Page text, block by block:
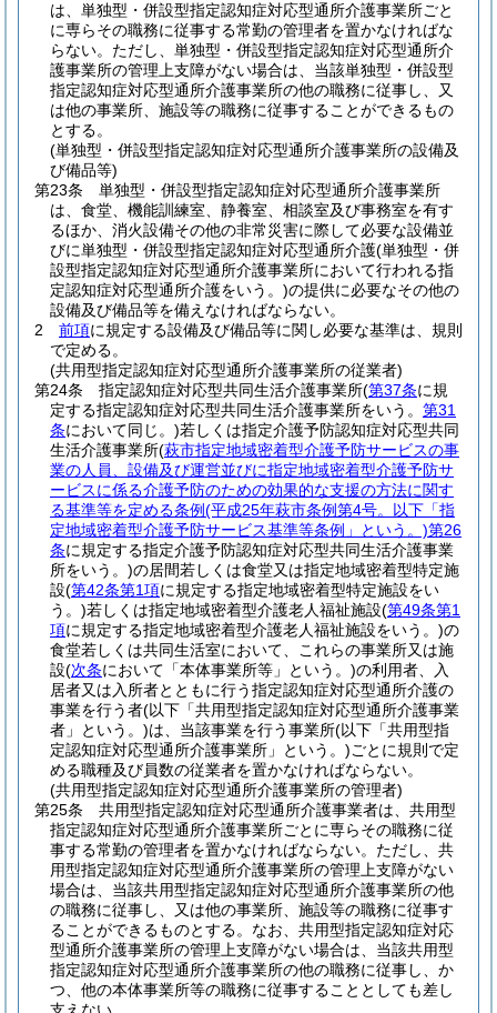
は、単独型・併設型指定認知症対応型通所介護事業所ごと
に専らその職務に従事する常勤の管理者を置かなければな
らない。 ただし、単独型・併設型指定認知症対応型通所介
護事業所の管理上支障がない場合は、当該単独型・併設型
指定認知症対応型通所介護事業所の他の職務に従事し、又
は他の事業所、施設等の職務に従事することができるもの
とする。
(単独型・併設型指定認知症対応型通所介護事業所の設備及
び備品等)
第23条
単独型・併設型指定認知症対応型通所介護事業所
は、食堂、機能訓練室、静養室、相談室及び事務室を有す
るほか、消火設備その他の非常災害に際して必要な設備並
びに単独型・併設型指定認知症対応型通所介護(単独型・併
設型指定認知症対応型通所介護事業所において行われる指
定認知症対応型通所介護をいう。)の提供に必要なその他の
設備及び備品等を備えなければならない。
2
前項に規定する設備及び備品等に関し必要な基準は、規則
で定める。
(共用型指定認知症対応型通所介護事業所の従業者)
第24条
指定認知症対応型共同生活介護事業所(第37条に規
定する指定認知症対応型共同生活介護事業所をいう。 第31
条において同じ。)若しくは指定介護予防認知症対応型共同
生活介護事業所(萩市指定地域密着型介護予防サービスの事
業の人員、設備及び運営並びに指定地域密着型介護予防サ
ービスに係る介護予防のための効果的な支援の方法に関す
る基準等を定める条例(平成25年萩市条例第4号。以下「指
定地域密着型介護予防サービス基準等条例」という。)第26
条に規定する指定介護予防認知症対応型共同生活介護事業
所をいう。)の居間若しくは食堂又は指定地域密着型特定施
設(第42条第1項に規定する指定地域密着型特定施設をい
う。)若しくは指定地域密着型介護老人福祉施設(第49条第1
項に規定する指定地域密着型介護老人福祉施設をいう。)の
食堂若しくは共同生活室において、これらの事業所又は施
設(次条において「本体事業所等」という。)の利用者、入
居者又は入所者とともに行う指定認知症対応型通所介護の
事業を行う者(以下「共用型指定認知症対応型通所介護事業
者」という。)は、当該事業を行う事業所(以下「共用型指
定認知症対応型通所介護事業所」という。)ごとに規則で定
める職種及び員数の従業者を置かなければならない。
(共用型指定認知症対応型通所介護事業所の管理者)
第25条
共用型指定認知症対応型通所介護事業者は、共用型
指定認知症対応型通所介護事業所ごとに専らその職務に従
事する常勤の管理者を置かなければならない。 ただし、共
用型指定認知症対応型通所介護事業所の管理上支障がない
場合は、当該共用型指定認知症対応型通所介護事業所の他
の職務に従事し、又は他の事業所、施設等の職務に従事す
ることができるものとする。 なお、共用型指定認知症対応
型通所介護事業所の管理上支障がない場合は、当該共用型
指定認知症対応型通所介護事業所の他の職務に従事し、か
つ、他の本体事業所等の職務に従事することとしても差し